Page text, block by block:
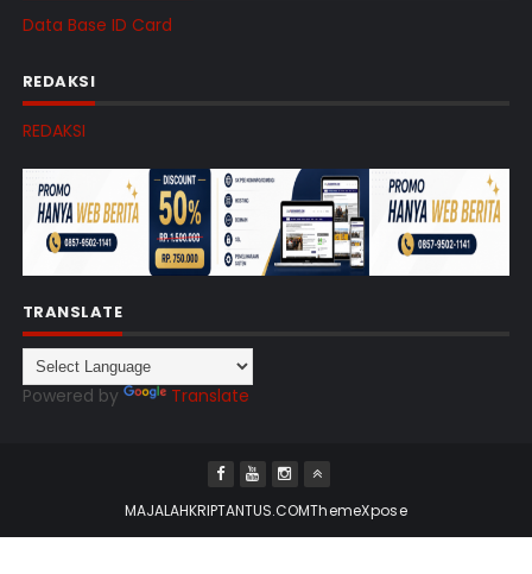
Data Base ID Card
REDAKSI
REDAKSI
TRANSLATE
Powered by Translate
MAJALAHKRIPTANTUS.COMThemeXpose